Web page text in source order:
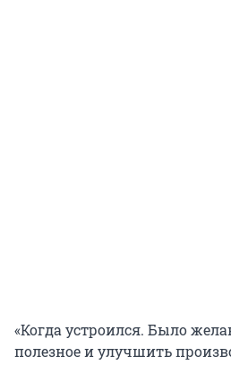
«Когда устроился. Было
полезное и улучшить